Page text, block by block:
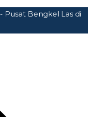
- Pusat Bengkel Las di